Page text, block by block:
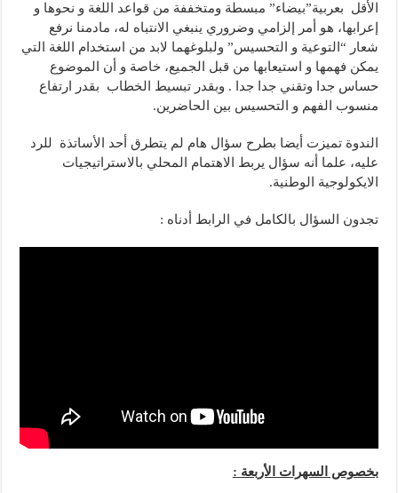
الأقل بعربية”بيضاء” مبسطة ومتخففة من قواعد اللغة و نحوها و
إعرابها، هو أمر إلزامي وضروري ينبغي الانتباه له، مادمنا نرفع
شعار “التوعية و التحسيس” ولبلوغهما لابد من استخدام اللغة التي
يمكن فهمها و استيعابها من قبل الجميع، خاصة و أن الموضوع
حساس جدا وتقني جدا جدا . وبقدر تبسيط الخطاب بقدر ارتفاع
منسوب الفهم و التحسيس بين الحاضرين.
الندوة تميزت أيضا بطرح سؤال هام لم يتطرق أحد الأساتذة للرد
عليه، علما أنه سؤال يربط الاهتمام المحلي بالاستراتيجيات
الايكولوجية الوطنية.
تجدون السؤال بالكامل في الرابط أدناه :
بخصوص السهرات الأربعة :